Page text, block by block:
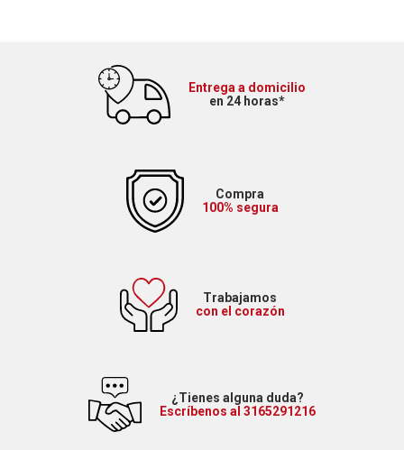
Entrega a domicilio
en 24 horas*
Compra
100% segura
Trabajamos
con el corazón
¿Tienes alguna duda?
Escríbenos al 3165291216